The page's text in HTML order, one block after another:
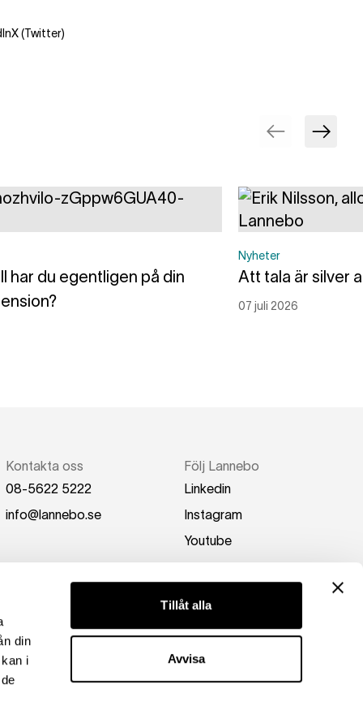
din
i
Tillåt alla
Avvisa
X (Twitter)
har du egentligen på din
Nyheter
Att tala är silver
07 juli 2026
Kontakta oss
08-5622 5222
info@lannebo.se
Följ Lannebo
Linkedin
Instagram
Youtube